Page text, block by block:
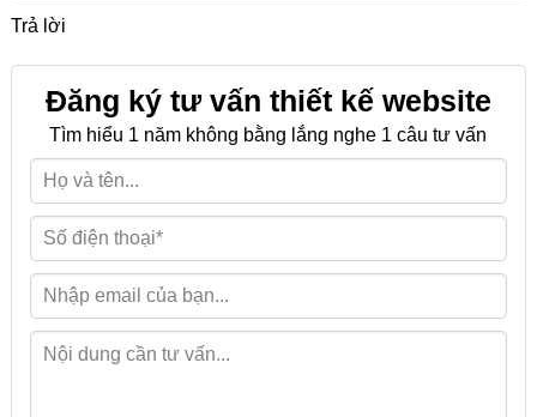
Trả lời
Đăng ký tư vấn thiết kế website
Tìm hiểu 1 năm không bằng lắng nghe 1 câu tư vấn